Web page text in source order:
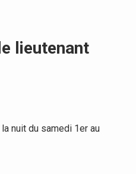
lieutenant
nuit du samedi 1er au